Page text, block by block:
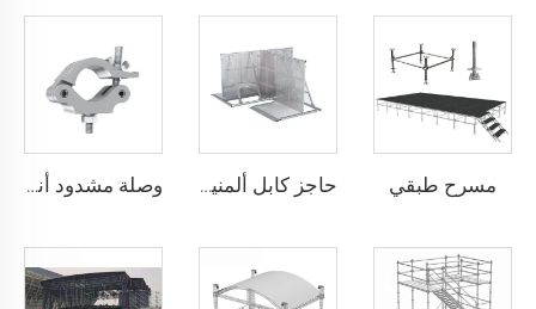
مسرح طبقي حاجز كابل ألمنيومي وصلة مشدود أنبوبية حلزونية من الألومنيوم الأسود والفضي، تركيب عرض نظام المشدود، مشبك ألومنيوم